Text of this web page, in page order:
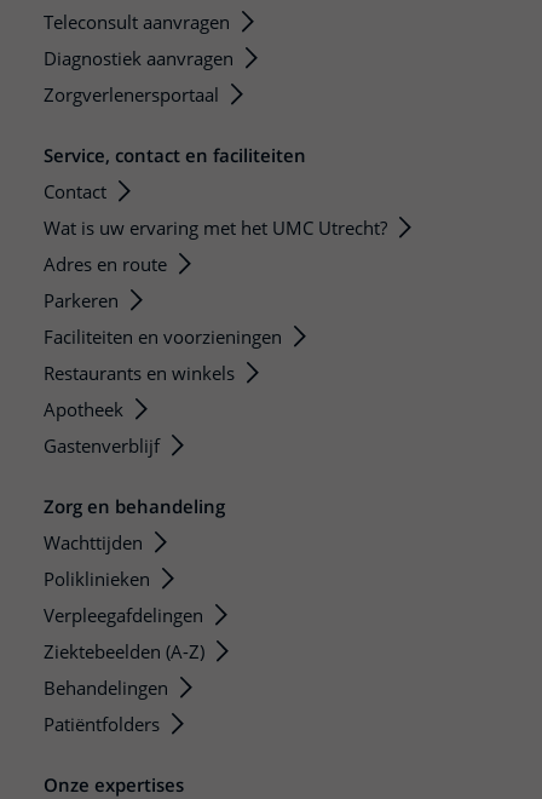
Teleconsult aanvragen
Diagnostiek aanvragen
Zorgverlenersportaal
Service, contact en faciliteiten
Contact
Wat is uw ervaring met het UMC Utrecht?
Adres en route
Parkeren
Faciliteiten en voorzieningen
Restaurants en winkels
Apotheek
Gastenverblijf
Zorg en behandeling
Wachttijden
Poliklinieken
Verpleegafdelingen
Ziektebeelden (A-Z)
Behandelingen
Patiëntfolders
Onze expertises